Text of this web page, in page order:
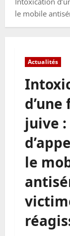
le mobile
Actualités
juive :
le